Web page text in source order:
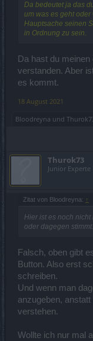
Da bedeutet ja das
um was es geht
Hauptsache seinen
in Ordnung zu sein.
Da hast du
verstanden. Aber
es kommt.
18 August 2021
Bloodreyna und
Thurok73
Junior Experte
Zitat von Bloodreyna: ↑
Hier ist es noch
oder dagegen
Falsch, oben gibt
Button. Also erst
schreiben.
Und wenn man
anzugeben,
verstehen.
Wollte ich nur mal